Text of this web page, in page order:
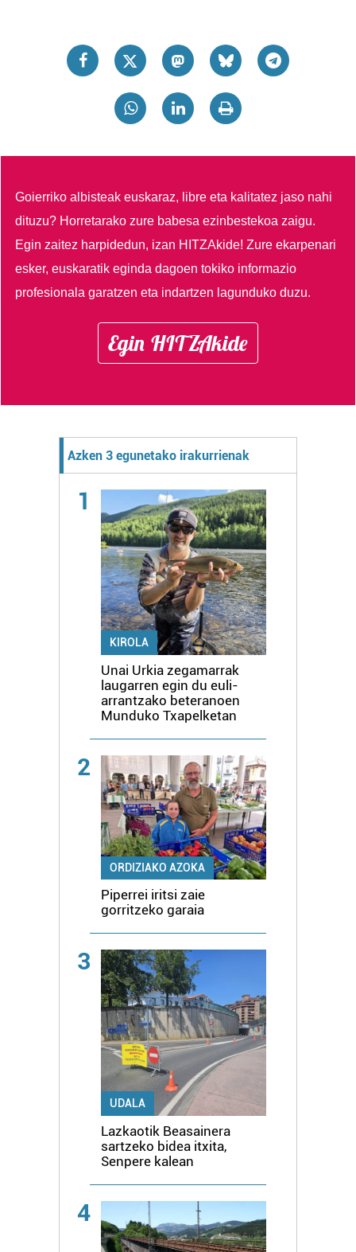
Goierriko albisteak euskaraz, libre eta kalitatez jaso nahi
dituzu? Horretarako zure babesa ezinbestekoa zaigu.
Egin zaitez harpidedun, izan HITZAkide!Zure ekarpenari
esker, euskaratik eginda dagoen tokiko informazio
profesionala garatzen eta indartzen lagunduko duzu.
Egin HITZAkide
Azken 3 egunetako irakurrienak
1
KIROLA
Unai Urkia zegamarrak
laugarren egin du euli-
arrantzako beteranoen
Munduko Txapelketan
2
ORDIZIAKO AZOKA
Piperrei iritsi zaie
gorritzeko garaia
3
UDALA
Lazkaotik Beasainera
sartzeko bidea itxita,
Senpere kalean
4